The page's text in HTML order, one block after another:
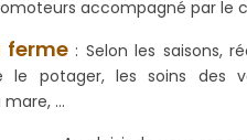
accompagné par le
ferme : Selon les saisons,
le potager, les soins des
...